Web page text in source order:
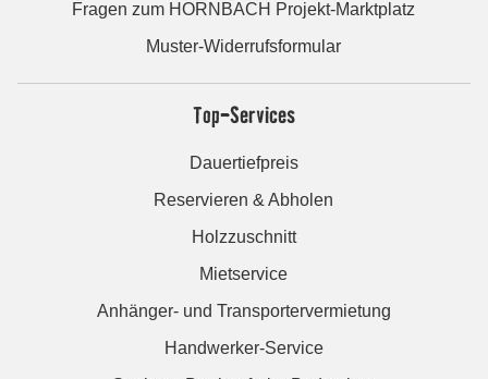
Fragen zum HORNBACH Projekt-Marktplatz
Muster-Widerrufsformular
Top-Services
Dauertiefpreis
Reservieren & Abholen
Holzzuschnitt
Mietservice
Anhänger- und Transportervermietung
Handwerker-Service